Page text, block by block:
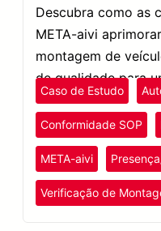
Descubra como as
META-aivi
montagem de
de qualidade para
fabricantes de VE
Caso de Estudo
Conformidade SOP
META-aivi
Verificação de